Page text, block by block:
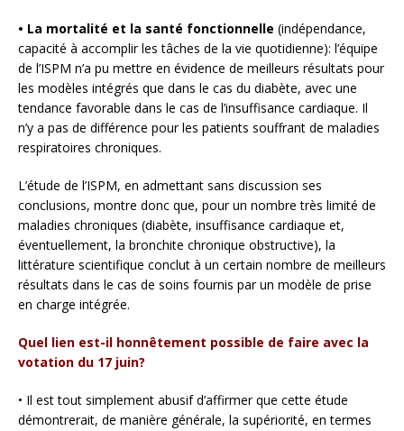
• La mortalité et la santé fonctionnelle (indépendance,
capacité à accomplir les tâches de la vie quotidienne): l’équipe
de l’ISPM n’a pu mettre en évidence de meilleurs résultats pour
les modèles intégrés que dans le cas du diabète, avec une
tendance favorable dans le cas de l’insuffisance cardiaque. Il
n’y a pas de différence pour les patients souffrant de maladies
respiratoires chroniques.
L’étude de l’ISPM, en admettant sans discussion ses
conclusions, montre donc que, pour un nombre très limité de
maladies chroniques (diabète, insuffisance cardiaque et,
éventuellement, la bronchite chronique obstructive), la
littérature scientifique conclut à un certain nombre de meilleurs
résultats dans le cas de soins fournis par un modèle de prise
en charge intégrée.
Quel lien est-il honnêtement possible de faire avec la
votation du 17 juin?
• Il est tout simplement abusif d’affirmer que cette étude
démontrerait, de manière générale, la supériorité, en termes